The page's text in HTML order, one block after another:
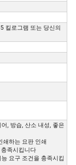
킬로그램 또는 당신의
, 방습, 산소 내성, 좋은
쇄하는 요판 인쇄
족시킵니다
요구 조건을 충족시킵